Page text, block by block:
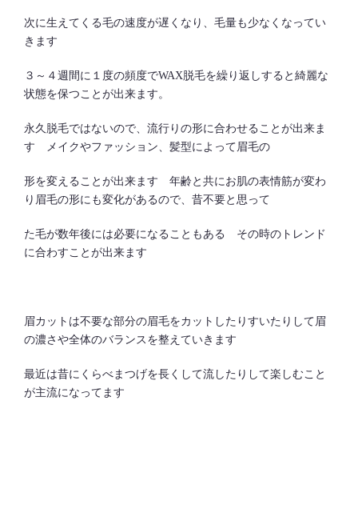
次に生えてくる毛の速度が遅くなり、毛量も少なくなってい
きます
３～４週間に１度の頻度でWAX脱毛を繰り返しすると綺麗な
状態を保つことが出来ます。
永久脱毛ではないので、流行りの形に合わせることが出来ま
す メイクやファッション、髪型によって眉毛の
形を変えることが出来ます 年齢と共にお肌の表情筋が変わ
り眉毛の形にも変化があるので、昔不要と思って
た毛が数年後には必要になることもある その時のトレンド
に合わすことが出来ます
眉カットは不要な部分の眉毛をカットしたりすいたりして眉
の濃さや全体のバランスを整えていきます
最近は昔にくらべまつげを長くして流したりして楽しむこと
が主流になってます